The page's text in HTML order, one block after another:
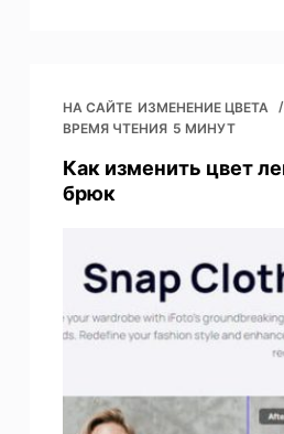
НА САЙТЕ ИЗМЕНЕНИЕ ЦВЕТА
ВРЕМЯ ЧТЕНИЯ 5 МИНУТ
Как изменить цвет
брюк